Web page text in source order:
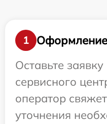
1
Оставьте
сервисного
оператор
уточнения